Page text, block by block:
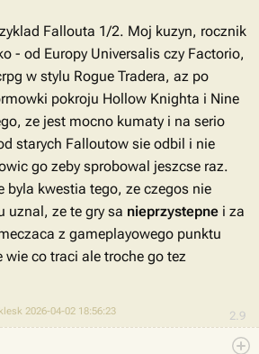
2.9
Fallouta 1/2. Moj kuzyn, rocznik
- od Europy Universalis czy Factorio,
w stylu Rogue Tradera, az po
pokroju Hollow Knighta i Nine
ze jest mocno kumaty i na serio
starych Falloutow sie odbil i nie
go zeby sprobowal jeszcse raz.
byla kwestia tego, ze czegos nie
uznal, ze te gry sa nieprzystepne i za
z gameplayowego punktu
co traci ale troche go tez
2026-04-02 18:56:23